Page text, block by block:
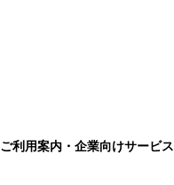
ご利用案内・企業向けサービス